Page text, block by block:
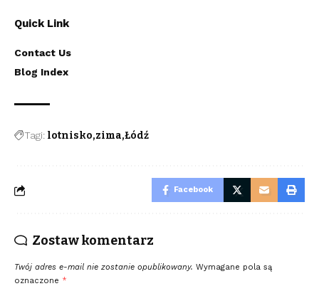
Quick Link
Contact Us
Blog Index
Tagi: lotnisko zima Łódź
Facebook
Zostaw komentarz
Twój adres e-mail nie zostanie opublikowany. Wymagane pola są
oznaczone *